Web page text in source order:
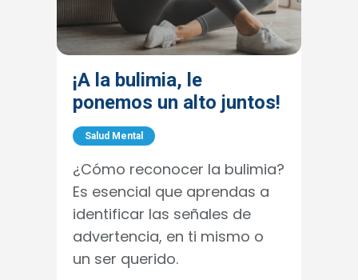
¡A la bulimia, le
ponemos un alto juntos!
Salud Mental
¿Cómo reconocer la bulimia?
Es esencial que aprendas a
identificar las señales de
advertencia, en ti mismo o
un ser querido.